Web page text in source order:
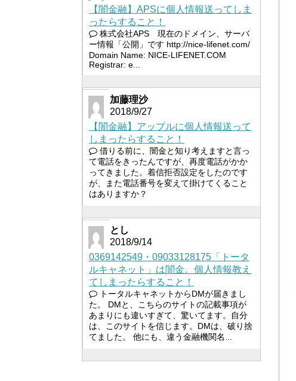
【闇金融】APSに個人情報送ってしま
ったらすること！
株式会社APS 現在のドメイン、サーバ
ー情報「公開」です http://nice-lifenet.com/
Domain Name: NICE-LIFENET.COM
Registrar: e...
加藤理沙
2018/9/27
【闇金融】アップルに個人情報送って
しまったらすること！
借りる前に、闇金と知り考えますと言っ
て電話をきったんですが、再度電話がかか
ってきました。着信拒否設定をしたのです
が、また電話番号を変えて掛けてくること
はありますか？
とし
2018/9/14
0369142549・09033128175「トータ
ルキャネット」は闇金。個人情報教え
てしまったらすること！
トータルキャネットからDMが届きまし
た。 DMと、こちらのサイトの記載事項が
あまりにも違いすぎて、驚いてます。自分
は、このサイトを信じます。DMは、破り捨
てました。 他にも、違う金融機関名...